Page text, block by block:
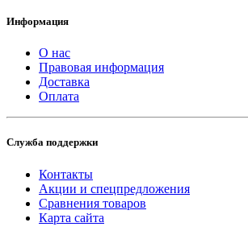
Информация
О нас
Правовая информация
Доставка
Оплата
Служба поддержки
Контакты
Акции и спецпредложения
Сравнения товаров
Карта сайта